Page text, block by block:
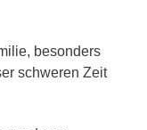
besonders
schweren Zeit